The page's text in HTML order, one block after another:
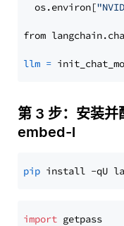
  os.environ[
from
llm =
第 3 步：安装
embed-l
pip
import